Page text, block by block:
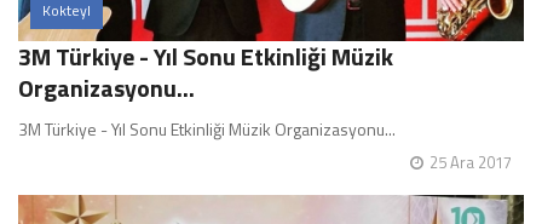
Kokteyl
3M Türkiye - Yıl Sonu Etkinliği Müzik
Organizasyonu...
3M Türkiye - Yıl Sonu Etkinliği Müzik Organizasyonu...
25 Ara 2017